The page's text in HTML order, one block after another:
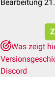
Bearbeitung
Was zeigt
Discord